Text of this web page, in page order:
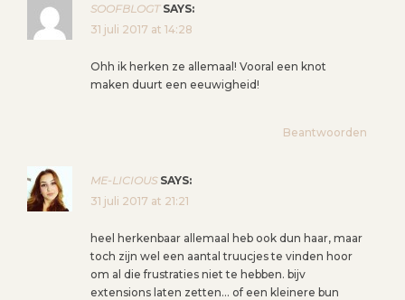
SOOFBLOGT SAYS:
31 juli 2017 at 14:28
Ohh ik herken ze allemaal! Vooral een knot
maken duurt een eeuwigheid!
Beantwoorden
ME-LICIOUS SAYS:
31 juli 2017 at 21:21
heel herkenbaar allemaal heb ook dun haar, maar
toch zijn wel een aantal truucjes te vinden hoor
om al die frustraties niet te hebben. bijv
extensions laten zetten… of een kleinere bun